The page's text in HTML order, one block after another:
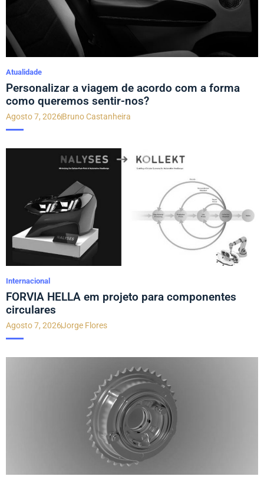
Atualidade
Personalizar a viagem de acordo com a forma
como queremos sentir-nos?
Agosto 7, 2026Bruno Castanheira
Internacional
FORVIA HELLA em projeto para componentes
circulares
Agosto 7, 2026Jorge Flores